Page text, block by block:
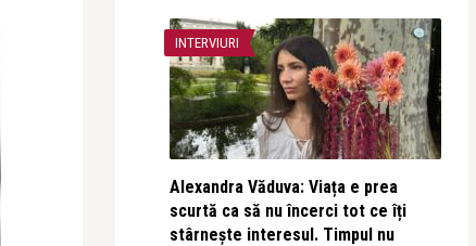
INTERVIURI
Alexandra Văduva: Viața e prea
scurtă ca să nu încerci tot ce îți
stârnește interesul. Timpul nu